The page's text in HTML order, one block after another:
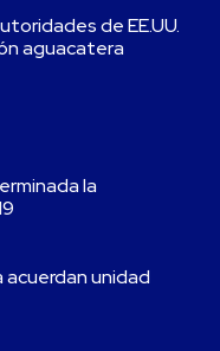
de EE.UU.
aguacatera
la
unidad